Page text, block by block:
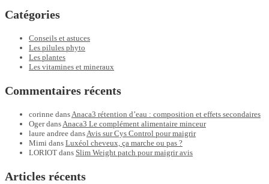
Catégories
Conseils et astuces
Les pilules phyto
Les plantes
Les vitamines et mineraux
Commentaires récents
corinne dansAnaca3 rétention d’eau : composition et effets secondaires
OgerdansAnaca3 Le complément alimentaire minceur
laure andree dansAvis sur Cys Control pour maigrir
Mimi dans Luxéol cheveux, ça marche ou pas ?
LORIOT dans Slim Weight patch pour maigrir avis
Articles récents